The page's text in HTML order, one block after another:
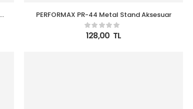
PERFORMAX PR-44 Metal Stand Aksesuar
128,00 TL